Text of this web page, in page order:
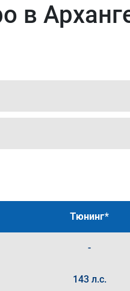
в
Тюнинг*
-
143 л.с.